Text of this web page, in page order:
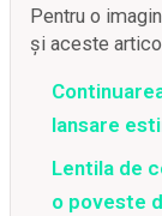
Pentru o
și aceste
lansare
Lentila de
o poveste